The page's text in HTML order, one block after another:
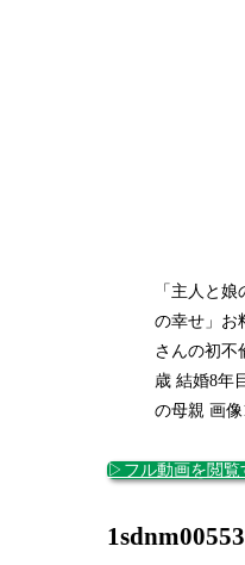
「主人と
の幸せ」お
さんの初不
歳 結婚8年
の母親 画像
▷フル動画を閲覧